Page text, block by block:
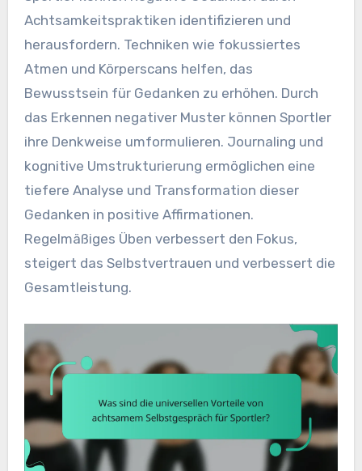
Achtsamkeitspraktiken identifizieren und
herausfordern. Techniken wie fokussiertes
Atmen und Körperscans helfen, das
Bewusstsein für Gedanken zu erhöhen. Durch
das Erkennen negativer Muster können Sportler
ihre Denkweise umformulieren. Journaling und
kognitive Umstrukturierung ermöglichen eine
tiefere Analyse und Transformation dieser
Gedanken in positive Affirmationen.
Regelmäßiges Üben verbessert den Fokus,
steigert das Selbstvertrauen und verbessert die
Gesamtleistung.